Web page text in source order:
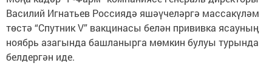
Василий Игнатьев Россиядә яшәүчеләргә массакүләм
төстә “Спутник V” вакцинасы белән прививка ясауның
ноябрь азагында башланырга мөмкин булуы турында
белдергән иде.